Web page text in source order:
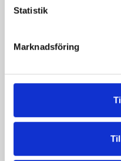
Statistik
Marknadsföring
1000g